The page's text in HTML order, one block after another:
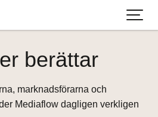
berättar
marknadsförarna och
Mediaflow dagligen verkligen